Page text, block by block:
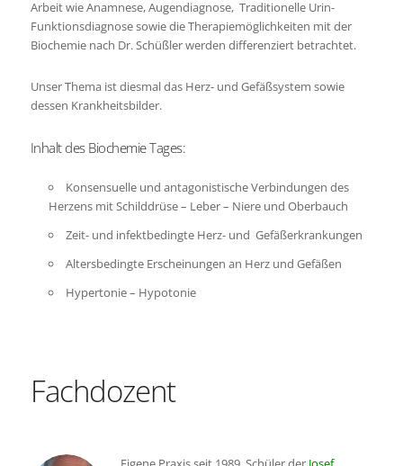
Arbeit wie Anamnese, Augendiagnose, Traditionelle Urin-
Funktionsdiagnose sowie die Therapiemöglichkeiten mit der
Biochemie nach Dr. Schüßler werden differenziert betrachtet.
Unser Thema ist diesmal das Herz- und Gefäßsystem sowie
dessen Krankheitsbilder.
Inhalt des Biochemie Tages:
Konsensuelle und antagonistische Verbindungen des
Herzens mit Schilddrüse – Leber – Niere und Oberbauch
Zeit- und infektbedingte Herz- und Gefäßerkrankungen
Altersbedingte Erscheinungen an Herz und Gefäßen
Hypertonie – Hypotonie
Fachdozent